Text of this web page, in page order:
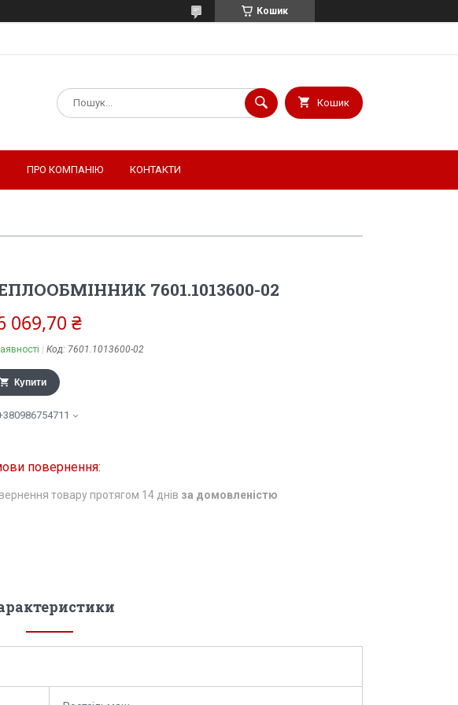
Кошик
Кошик
ПРО КОМПАНІЮ КОНТАКТИ
7601.1013600-02
069,70 ₴
Код: 7601.1013600-02
Купити
товару протягом 14 днів за домовленістю